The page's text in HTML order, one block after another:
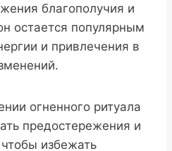
благополучия и
остается популярным
и привлечения в
огненного ритуала
предостережения и
избежать